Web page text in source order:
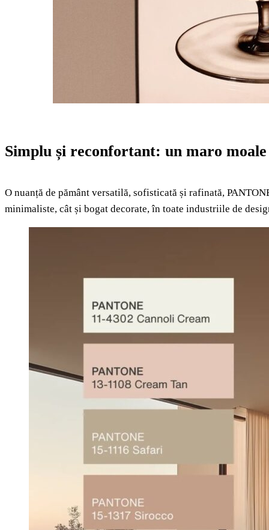
Simplu și reconfortant: un maro
O nuanță de pământ versatilă, sofisticată și rafinată,
minimaliste, cât și bogat decorate, în toate industriile de